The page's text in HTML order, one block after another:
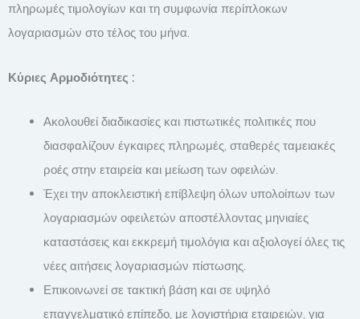
πληρωμές τιμολογίων και τη συμφωνία περίπλοκων
λογαριασμών στο τέλος του μήνα.
Κύριες Αρμοδιότητες :
Ακολουθεί διαδικασίες και πιστωτικές πολιτικές που
διασφαλίζουν έγκαιρες πληρωμές, σταθερές ταμειακές
ροές στην εταιρεία και μείωση των οφειλών.
Έχει την αποκλειστική επίβλεψη όλων υπολοίπων των
λογαριασμών οφειλετών αποστέλλοντας μηνιαίες
καταστάσεις και εκκρεμή τιμολόγια και αξιολογεί όλες τις
νέες αιτήσεις λογαριασμών πίστωσης.
Επικοινωνεί σε τακτική βάση και σε υψηλό
επαγγελματικό επίπεδο, με λογιστήρια εταιρειών, για